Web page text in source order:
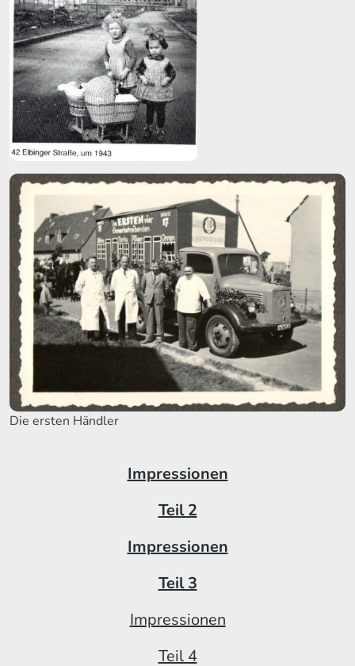
Die ersten Händler
Impressionen
Teil 2
Impressionen
Teil 3
Impressionen
Teil 4